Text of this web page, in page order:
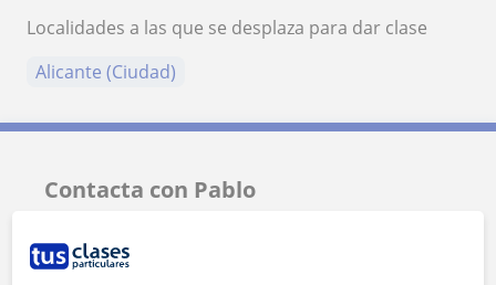
Localidades a las que se desplaza para dar clase
Alicante (Ciudad)
Contacta con Pablo
Tarifa